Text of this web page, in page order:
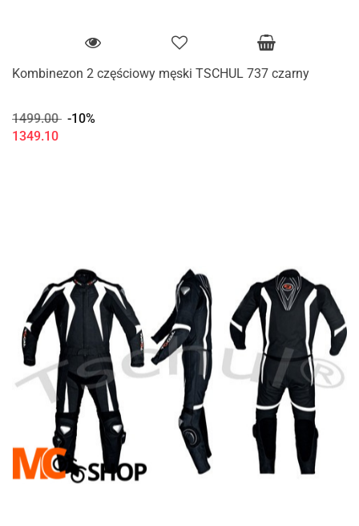
Kombinezon 2 częściowy męski TSCHUL 737 czarny
1499.00 -10%
1349.10